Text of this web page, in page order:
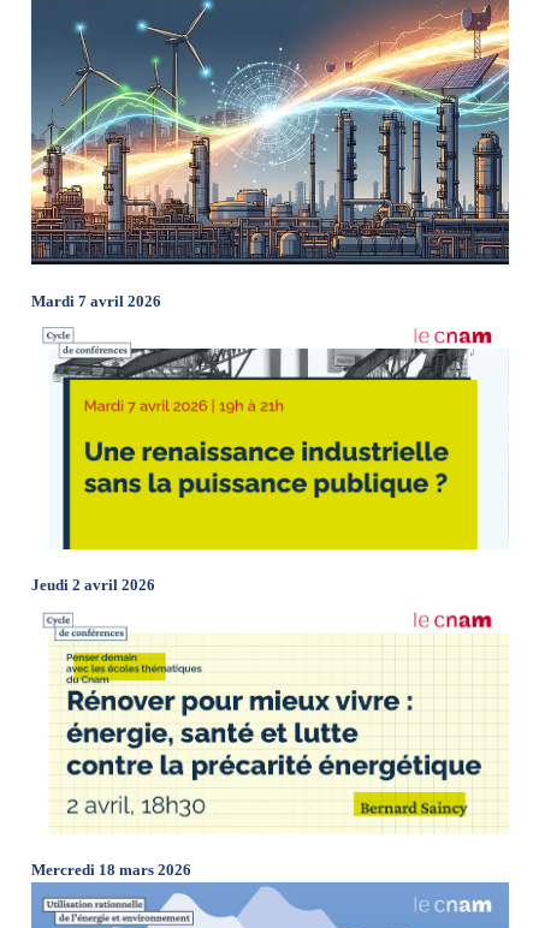
Mardi 7 avril 2026
Jeudi 2 avril 2026
Mercredi 18 mars 2026